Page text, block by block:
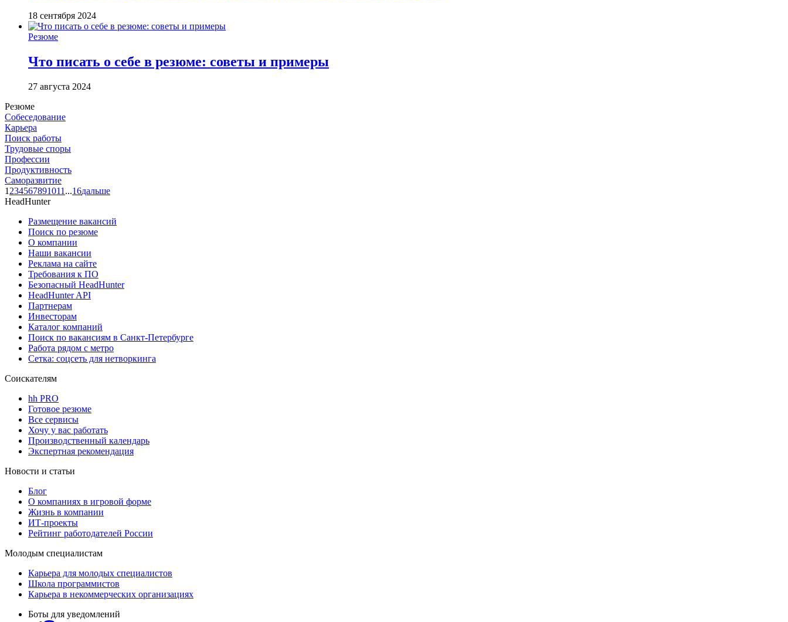
18 сентября 2024
Резюме
Что писать о себе в резюме: советы и примеры
27 августа 2024
Резюме
Собеседование
Карьера
Поиск работы
Трудовые споры
Профессии
Продуктивность
Саморазвитие
1 234567891011 ...16дальше
HeadHunter
Размещение вакансий
Поиск по резюме
О компании
Наши вакансии
Реклама на сайте
Требования к ПО
Безопасный HeadHunter
HeadHunter API
Партнерам
Инвесторам
Каталог компаний
Поиск по вакансиям в Санкт-Петербурге
Работа рядом с метро
Сетка: соцсеть для нетворкинга
Соискателям
hh PRO
Готовое резюме
Все сервисы
Хочу у вас работать
Производственный календарь
Экспертная рекомендация
Новости и статьи
Блог
О компаниях в игровой форме
Жизнь в компании
ИТ-проекты
Рейтинг работодателей России
Молодым специалистам
Карьера для молодых специалистов
Школа программистов
Карьера в некоммерческих организациях
Боты для уведомлений